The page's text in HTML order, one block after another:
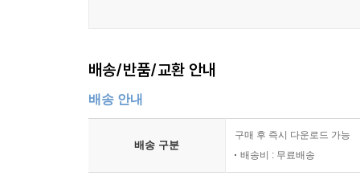
배송/반품/교환 안내
배송 안내
배송 구분
구매 후 즉시 다운로드 가능
배송비 : 무료배송